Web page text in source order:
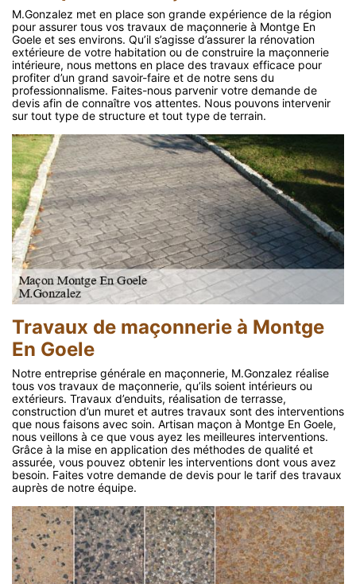
M.Gonzalez met en place son grande expérience de la région
pour assurer tous vos travaux de maçonnerie à Montge En
Goele et ses environs. Qu’il s’agisse d’assurer la rénovation
extérieure de votre habitation ou de construire la maçonnerie
intérieure, nous mettons en place des travaux efficace pour
profiter d’un grand savoir-faire et de notre sens du
professionnalisme. Faites-nous parvenir votre demande de
devis afin de connaître vos attentes. Nous pouvons intervenir
sur tout type de structure et tout type de terrain.
Travaux de maçonnerie à Montge
En Goele
Notre entreprise générale en maçonnerie, M.Gonzalez réalise
tous vos travaux de maçonnerie, qu’ils soient intérieurs ou
extérieurs. Travaux d’enduits, réalisation de terrasse,
construction d’un muret et autres travaux sont des interventions
que nous faisons avec soin. Artisan maçon à Montge En Goele,
nous veillons à ce que vous ayez les meilleures interventions.
Grâce à la mise en application des méthodes de qualité et
assurée, vous pouvez obtenir les interventions dont vous avez
besoin. Faites votre demande de devis pour le tarif des travaux
auprès de notre équipe.